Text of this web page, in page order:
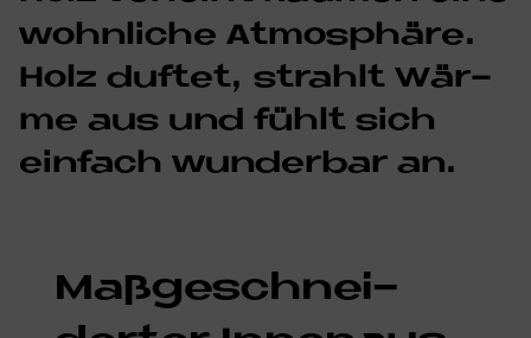
wohn­li­che At­mo­sphä­re.
Holz duf­tet, strahlt Wär­
me aus und fühlt sich
ein­fach wun­der­bar an.
Maß­ge­schnei­